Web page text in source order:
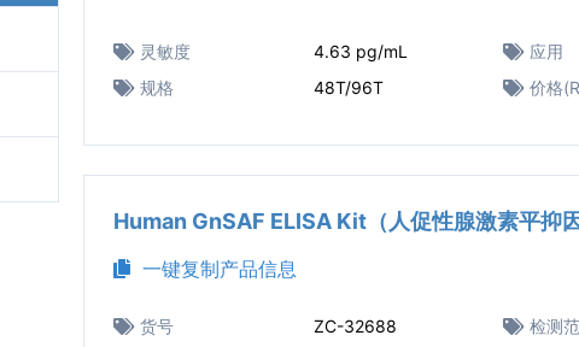
灵敏度
4.63 pg/mL 应用
规格
48T/96T 价格
Human GnSAF ELISA Kit（人促性腺激素平抑
一键复制产品信息
货号 ZC-32688 检测